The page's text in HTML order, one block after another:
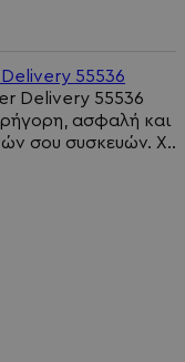
55536
Delivery 55536
ασφαλή και
σου συσκευών. Χ..